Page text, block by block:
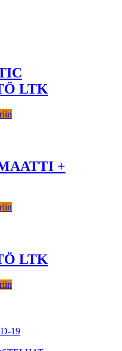
LTK
+
LTK
19